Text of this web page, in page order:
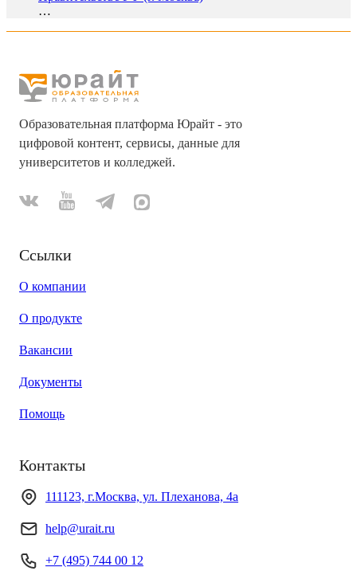
…
Образовательная платформа Юрайт - это
цифровой контент, сервисы, данные для
университетов и колледжей.
Ссылки
О компании
О продукте
Вакансии
Документы
Помощь
Контакты
111123, г.Москва, ул. Плеханова, 4а
help@urait.ru
+7 (495) 744 00 12